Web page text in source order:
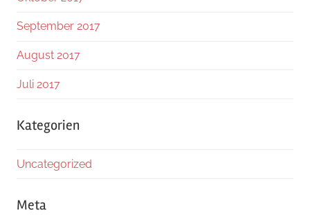
September 2017
August 2017
Juli 2017
Kategorien
Uncategorized
Meta